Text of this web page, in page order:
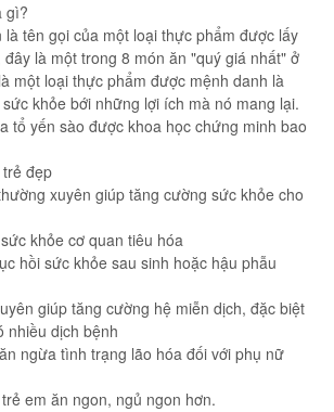
gì?
là tên gọi của một loại thực phẩm được lấy
là một trong 8 món ăn "quý giá nhất" ở
một loại thực phẩm được mệnh danh là
khỏe bới những lợi ích mà nó mang lại.
tổ yến sào được khoa học chứng minh bao
đẹp
xuyên giúp tăng cường sức khỏe cho
khỏe cơ quan tiêu hóa
hồi sức khỏe sau sinh hoặc hậu phẫu
giúp tăng cường hệ miễn dịch, đặc biệt
nhiều dịch bệnh
ngừa tình trạng lão hóa đối với phụ nữ
em ăn ngon, ngủ ngon hơn.